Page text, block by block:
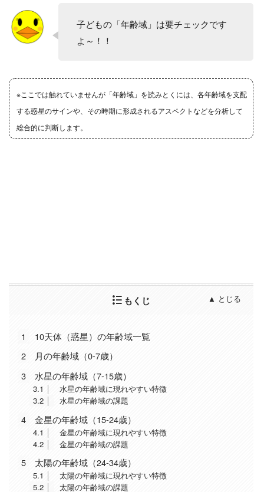
子どもの「年齢域」は要チェックです
よ～！！
※ここでは触れていませんが「年齢域」を読みとくには、各年齢域を支配
する惑星のサインや、その時期に形成されるアスペクトなどを分析して
総合的に判断します。
もくじ
1
10天体（惑星）の年齢域一覧
2
月の年齢域（0-7歳）
3
水星の年齢域（7-15歳）
3.1
水星の年齢域に現れやすい特徴
3.2
水星の年齢域の課題
4 金星の年齢域（15-24歳）
4.1
金星の年齢域に現れやすい特徴
4.2
金星の年齢域の課題
5 太陽の年齢域（24-34歳）
5.1
太陽の年齢域に現れやすい特徴
5.2
太陽の年齢域の課題